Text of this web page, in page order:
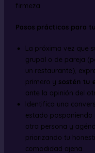
firmeza.
Pasos prácticos para
La próxima vez que
grupal o de pareja
un restaurante),
primero y sostén tu
ante la opinión del
Identifica una
estado posponiendo
otra persona y
priorizando tu
comodidad ajena.